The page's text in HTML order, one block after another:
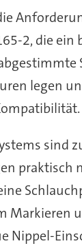
2, die ein
legen
sind
praktisch
Markieren
Nippel-